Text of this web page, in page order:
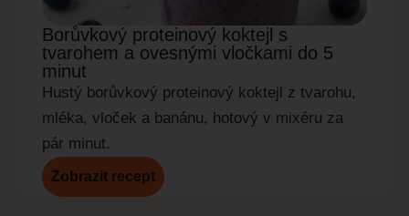
Borůvkový proteinový koktejl s
tvarohem a ovesnými vločkami do 5
minut
Hustý borůvkový proteinový koktejl z tvarohu,
mléka, vloček a banánu, hotový v mixéru za
pár minut.
Zobrazit recept